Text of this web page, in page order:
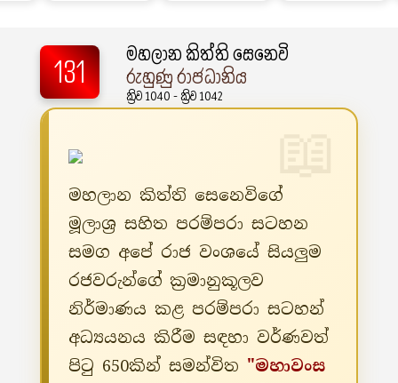
131
මහලාන කිත්ති සෙනෙවි
රුහුණු රාජධානිය
ක්‍රිව 1040 - ක්‍රිව 1042
මහලාන කිත්ති සෙනෙවිගේ
මූලාශ්‍ර සහිත පරම්පරා සටහන
සමග අපේ රාජ වංශයේ සියලුම
රජවරුන්ගේ ක්‍රමානුකූලව
නිර්මාණය කළ පරම්පරා සටහන්
අධ්‍යයනය කිරීම සඳහා වර්ණවත්
පිටු 650කින් සමන්විත "මහාවංස